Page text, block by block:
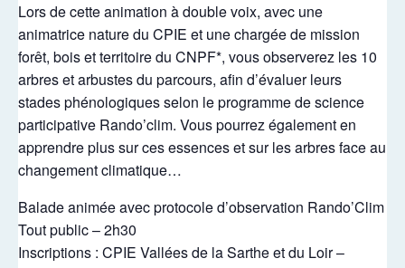
Lors de cette animation à double voix, avec une
animatrice nature du CPIE et une chargée de mission
forêt, bois et territoire du CNPF*, vous observerez les 10
arbres et arbustes du parcours, afin d’évaluer leurs
stades phénologiques selon le programme de science
participative Rando’clim. Vous pourrez également en
apprendre plus sur ces essences et sur les arbres face au
changement climatique…
Balade animée avec protocole d’observation Rando’Clim
Tout public – 2h30
Inscriptions : CPIE Vallées de la Sarthe et du Loir –